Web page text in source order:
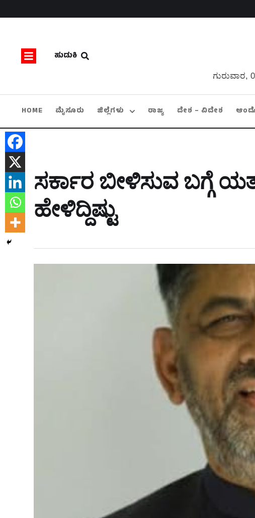
ಹುಡುಕಿ
ಗುರುವಾರ,
HOME ಮೈಸೂರು ಜಿಲ್ಲೆಗಳು ರಾಜ್ಯ ದೇಶ – ವಿದೇಶ
ಸರ್ಕಾರ ಬೀಳಿಸುವ ಬಗ್ಗೆ
ಹೇಳಿದ್ದಿಷ್ಟು